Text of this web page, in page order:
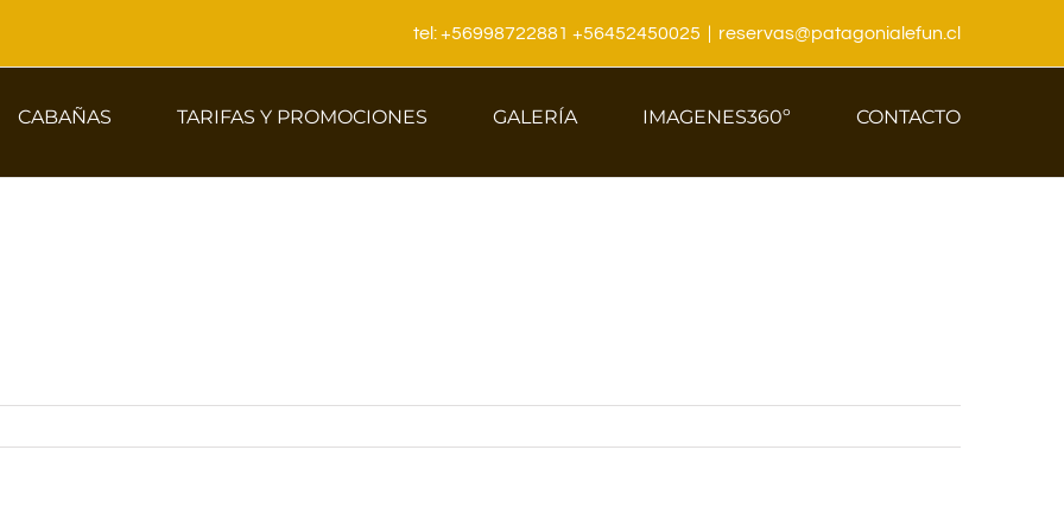
tel: +56998722881 +56452450025 reservas@patagonialefun.cl
CABAÑAS TARIFAS Y PROMOCIONES GALERÍA IMAGENES360º CONTACTO